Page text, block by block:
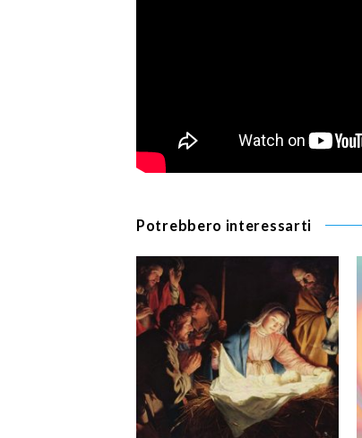
Potrebbero interessarti